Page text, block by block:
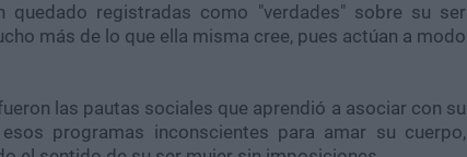
quedado registradas como "verdades" sobre su ser
más de lo que ella misma cree, pues actúan a modo
las pautas sociales que aprendió a asociar con su
programas inconscientes para amar su cuerpo,